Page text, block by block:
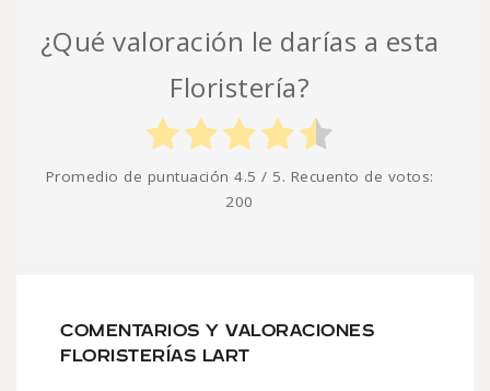
¿Qué valoración le darías a esta
Floristería?
Promedio de puntuación 4.5 / 5. Recuento de votos:
200
COMENTARIOS Y VALORACIONES
FLORISTERÍAS LART